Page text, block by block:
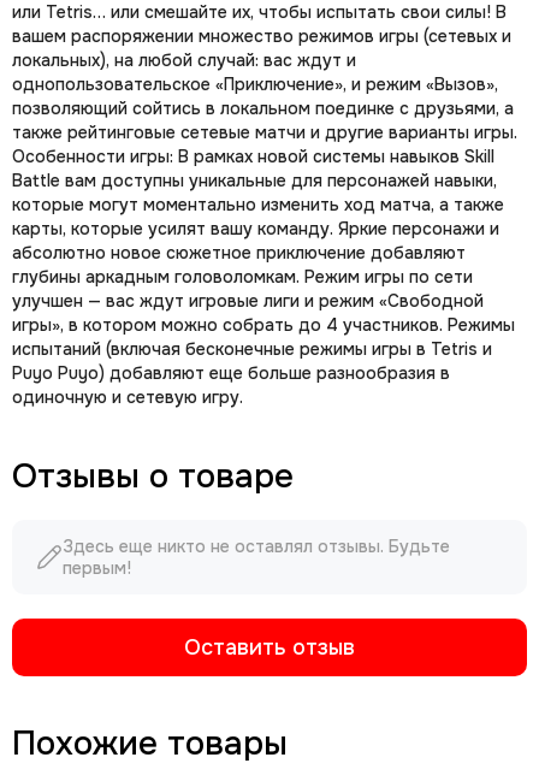
или Tetris… или смешайте их, чтобы испытать свои силы! В
вашем распоряжении множество режимов игры (сетевых и
локальных), на любой случай: вас ждут и
однопользовательское «Приключение», и режим «Вызов»,
позволяющий сойтись в локальном поединке с друзьями, а
также рейтинговые сетевые матчи и другие варианты игры.
Особенности игры: В рамках новой системы навыков Skill
Battle вам доступны уникальные для персонажей навыки,
которые могут моментально изменить ход матча, а также
карты, которые усилят вашу команду. Яркие персонажи и
абсолютно новое сюжетное приключение добавляют
глубины аркадным головоломкам. Режим игры по сети
улучшен — вас ждут игровые лиги и режим «Свободной
игры», в котором можно собрать до 4 участников. Режимы
испытаний (включая бесконечные режимы игры в Tetris и
Puyo Puyo) добавляют еще больше разнообразия в
одиночную и сетевую игру.
Отзывы о товаре
Здесь еще никто не оставлял отзывы. Будьте
первым!
Оставить отзыв
Похожие товары